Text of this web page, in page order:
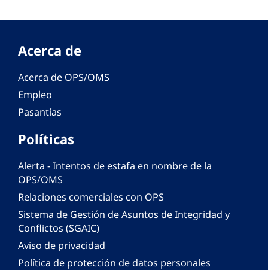
Acerca de
Acerca de OPS/OMS
Empleo
Pasantías
Políticas
Alerta - Intentos de estafa en nombre de la
OPS/OMS
Relaciones comerciales con OPS
Sistema de Gestión de Asuntos de Integridad y
Conflictos (SGAIC)
Aviso de privacidad
Política de protección de datos personales